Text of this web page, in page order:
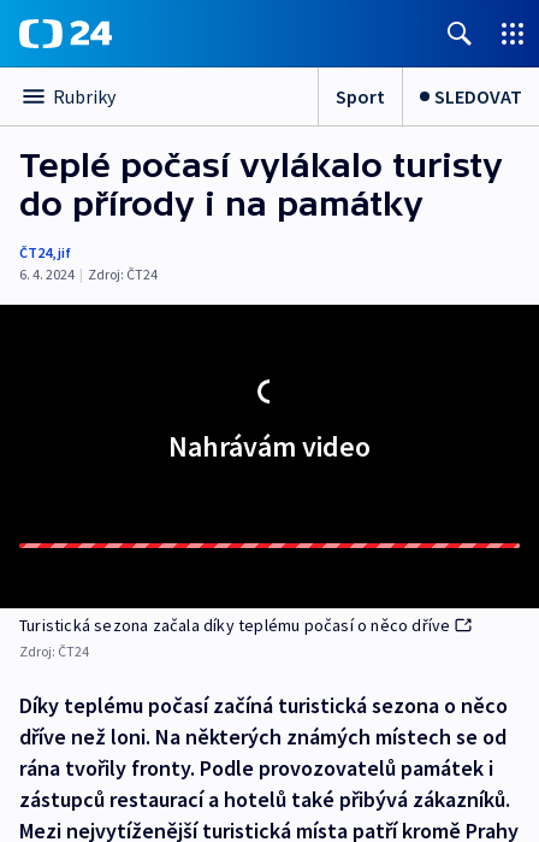
Rubriky Sport SLEDOVAT
Teplé počasí vylákalo turisty
do přírody i na památky
ČT24,jif
6. 4. 2024 | Zdroj: ČT24
Nahrávám video
Turistická sezona začala díky teplému počasí o něco dříve
Zdroj: ČT24
Díky teplému počasí začíná turistická sezona o něco
dříve než loni. Na některých známých místech se od
rána tvořily fronty. Podle provozovatelů památek i
zástupců restaurací a hotelů také přibývá zákazníků.
Mezi nejvytíženější turistická místa patří kromě Prahy